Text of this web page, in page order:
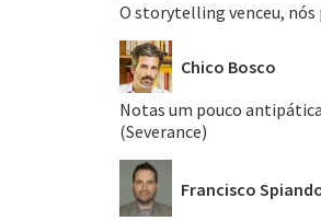
O storytelling venceu, nós
Chico Bosco
Notas um pouco
(Severance)
Francisco